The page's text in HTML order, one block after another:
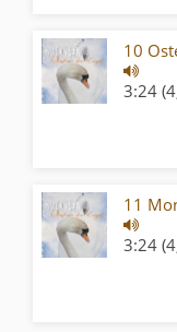
10
3:24
11
3:24